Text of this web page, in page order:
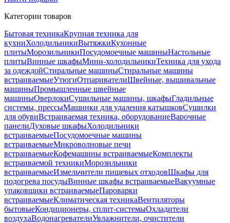
Категории товаров
Бытовая техникаКрупная техника для
кухниХолодильникиВытяжкиКухонные
плитыМорозильникиПосудомоечные машиныНастольные
плитыВинные шкафыМини-холодильникиТехника для ухода
за одеждойСтиральные машиныСтиральные машины
встраиваемыеУтюгиОтпаривателиШвейные, вышивальные
машиныПромышленные швейные
машиныОверлокиСушильные машины, шкафыГладильные
системы, прессыМашинки для удаления катышковСушилки
для обувиВстраиваемая техника, оборудованиеВарочные
панелиДуховые шкафыХолодильники
встраиваемыеПосудомоечные машины
встраиваемыеМикроволновые печи
встраиваемыеКофемашины встраиваемыеКомплекты
встраиваемой техникиМорозильники
встраиваемыеИзмельчители пищевых отходовШкафы для
подогрева посудыВинные шкафы встраиваемыеВакуумные
упаковщики встраиваемыеПароварки
встраиваемыеКлиматическая техникаВентиляторы
бытовыеКондиционеры, сплит-системыОхладители
воздухаВодонагревателиУвлажнители, очистители